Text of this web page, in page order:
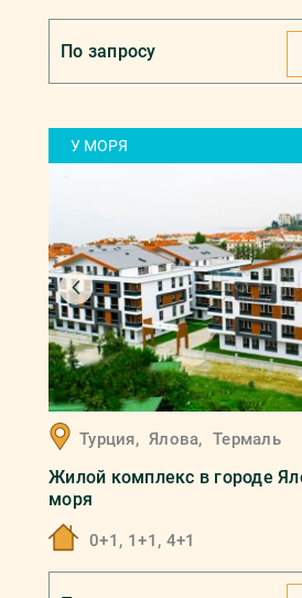
По запросу
У МОРЯ
Турция, Ялова, Термаль
Жилой комплекс в городе
моря
0+1, 1+1, 4+1